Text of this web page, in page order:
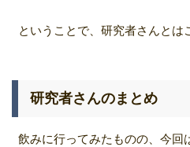
ということで、研究者さんとは
研究者さんのまとめ
飲みに行ってみたものの、今回